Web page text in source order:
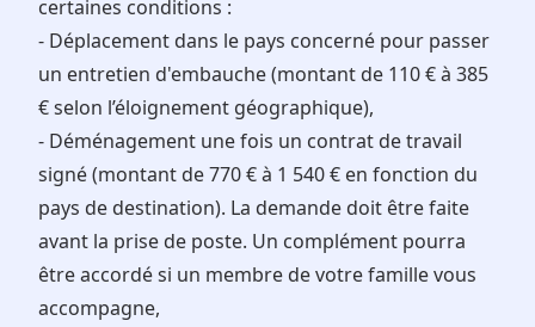
certaines conditions :
- Déplacement dans le pays concerné pour passer
un entretien d'embauche (montant de 110 € à 385
€ selon l’éloignement géographique),
- Déménagement une fois un contrat de travail
signé (montant de 770 € à 1 540 € en fonction du
pays de destination). La demande doit être faite
avant la prise de poste. Un complément pourra
être accordé si un membre de votre famille vous
accompagne,